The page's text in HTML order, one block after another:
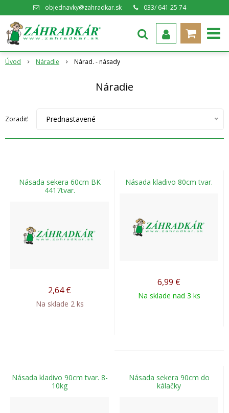
objednavky@zahradkar.sk 033/ 641 25 74
Úvod Náradie Nárad. - násady
Náradie
Zoradiť: Prednastavené
Násada sekera 60cm BK
4417tvar.
2,64 €
Na sklade 2 ks
Násada kladivo 80cm tvar.
6,99 €
Na sklade nad 3 ks
Násada kladivo 90cm tvar. 8-
10kg
Násada sekera 90cm do
kálačky